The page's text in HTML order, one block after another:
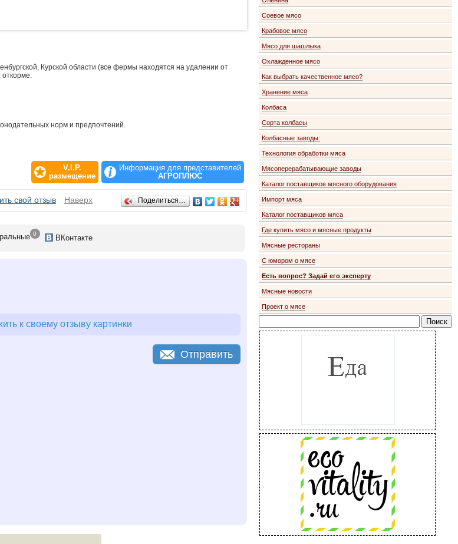
Соевое мясо
Крабовое мясо
Мясо для шашлыка
Охлажденное мясо
Как выбрать качественное мясо?
Хранение мяса
Колбаса
Сорта колбасы
Колбасные заводы:
Технология обработки мяса
Мясоперерабатывающие заводы
Каталог поставщиков мясного оборудования
Импорт мяса
Каталог поставщиков мяса
Где купить мясо и мясные продукты
Мясные рестораны
С юмором о мясе
Есть вопрос? Задай его эксперту
Мясные новости
Проект о мясе
Курской области (все фермы находятся на удалении от
откорме.
норм и предпочтений.
V.I.P.
размещение
Информация для представителей
АГРОПЛЮС
свой отзыв Наверх Поделиться…
альные 0 ВКонтакте
к своему отзыву картинки
Отправить